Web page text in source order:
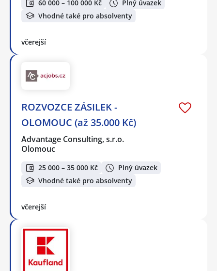
60 000 – 100 000 Kč
Plný úvazek
Vhodné také pro absolventy
včerejší
ROZVOZCE ZÁSILEK -
OLOMOUC (až 35.000 Kč)
Advantage Consulting, s.r.o.
Olomouc
25 000 – 35 000 Kč
Plný úvazek
Vhodné také pro absolventy
včerejší